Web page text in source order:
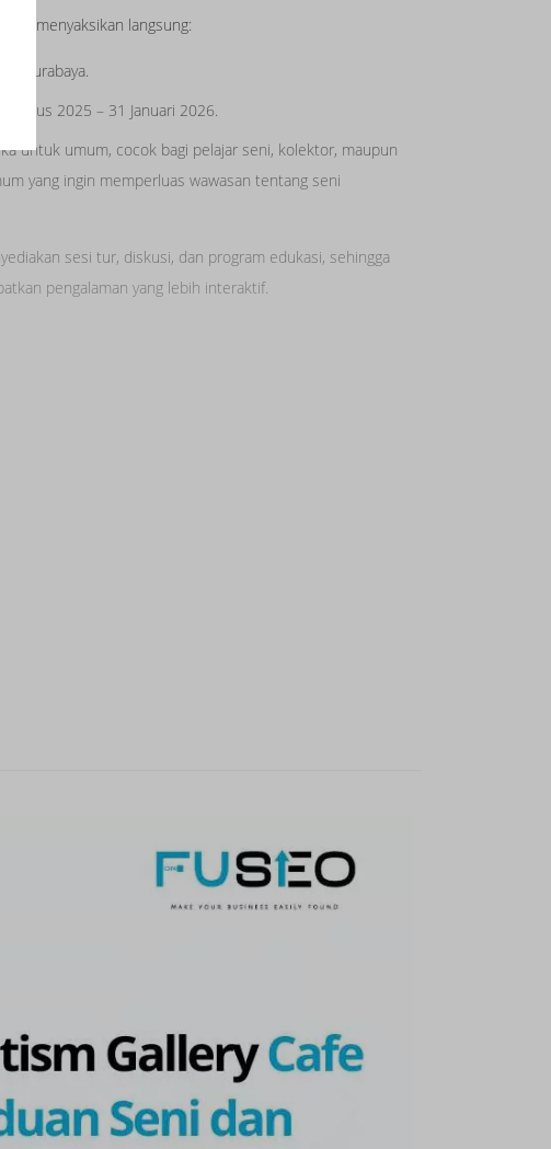
menyaksikan langsung:
Surabaya.
2025 – 31 Januari 2026.
untuk umum, cocok bagi pelajar seni, kolektor, maupun
yang ingin memperluas wawasan tentang seni
sesi tur, diskusi, dan program edukasi, sehingga
pengalaman yang lebih interaktif.